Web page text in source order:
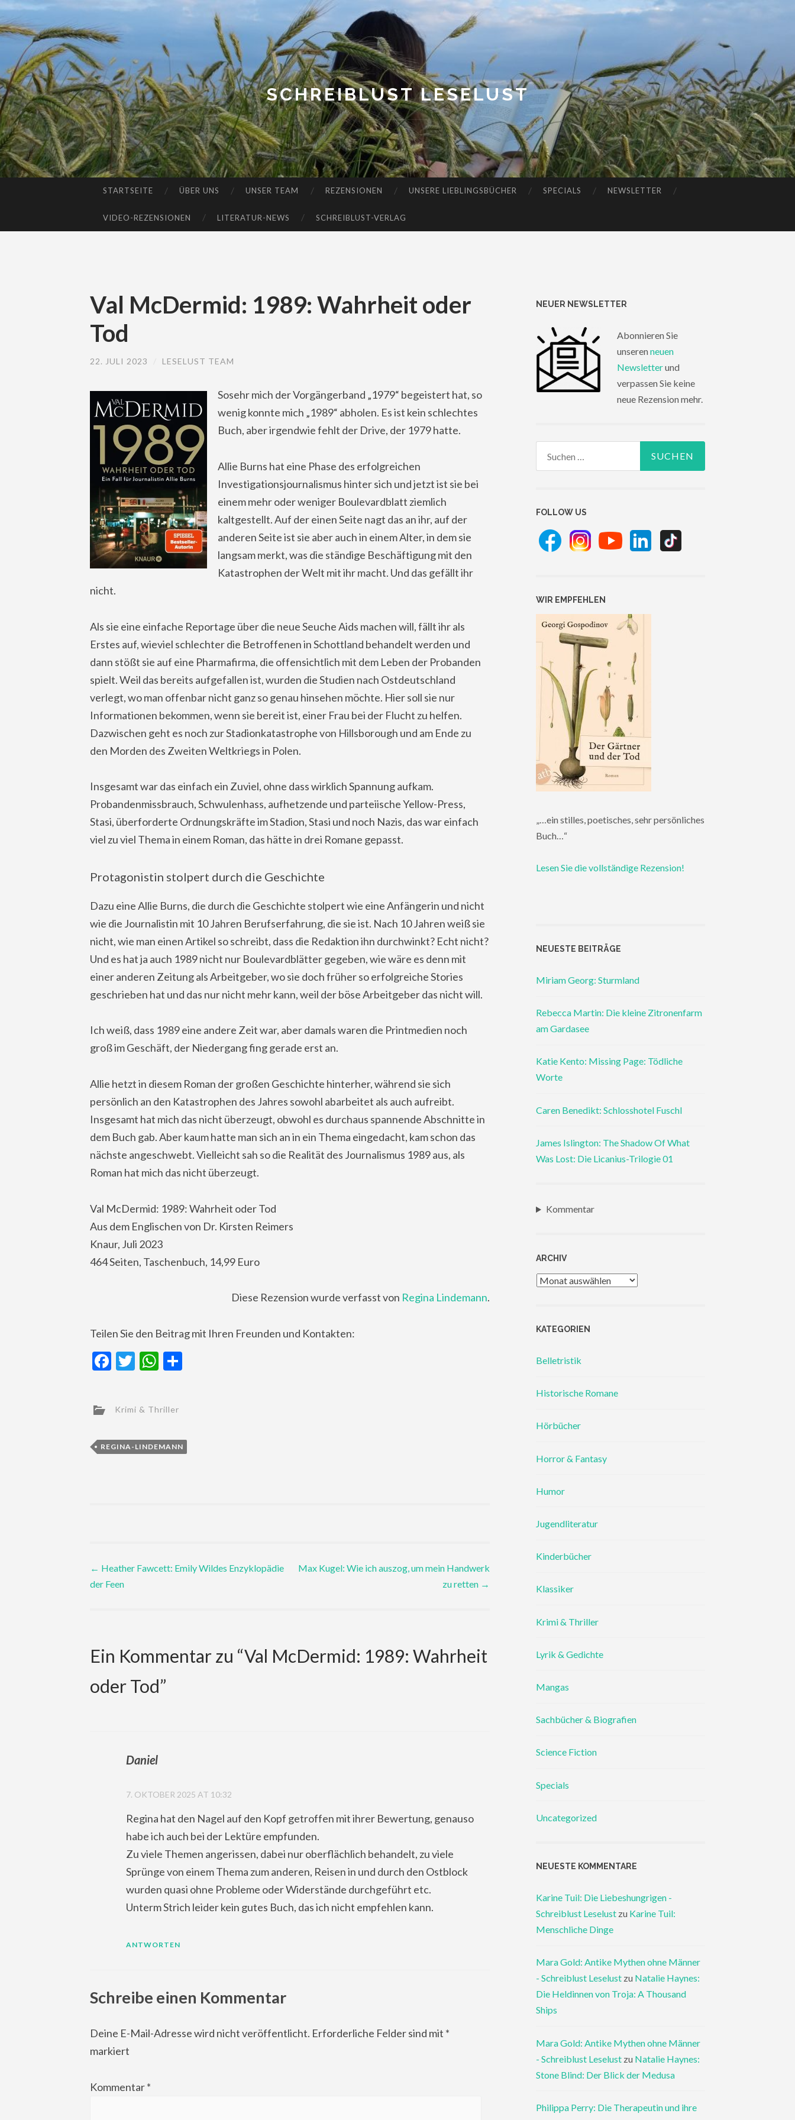
SCHREIBLUST LESELUST
STARTSEITE ÜBER UNS UNSER TEAM REZENSIONEN UNSERE LIEBLINGSBÜCHER SPECIALS NEWSLETTER
VIDEO-REZENSIONEN LITERATUR-NEWS SCHREIBLUST-VERLAG
Val McDermid: 1989: Wahrheit oder
Tod
22. JULI 2023 LESELUST TEAM
Sosehr mich der Vorgängerband „1979“ begeistert hat, so
wenig konnte mich „1989“ abholen. Es ist kein schlechtes
Buch, aber irgendwie fehlt der Drive, der 1979 hatte.
Allie Burns hat eine Phase des erfolgreichen
Investigationsjournalismus hinter sich und jetzt ist sie bei
einem mehr oder weniger Boulevardblatt ziemlich
kaltgestellt. Auf der einen Seite nagt das an ihr, auf der
anderen Seite ist sie aber auch in einem Alter, in dem sie
langsam merkt, was die ständige Beschäftigung mit den
Katastrophen der Welt mit ihr macht. Und das gefällt ihr
nicht.
Als sie eine einfache Reportage über die neue Seuche Aids machen will, fällt ihr als
Erstes auf, wieviel schlechter die Betroffenen in Schottland behandelt werden und
dann stößt sie auf eine Pharmafirma, die offensichtlich mit dem Leben der Probanden
spielt. Weil das bereits aufgefallen ist, wurden die Studien nach Ostdeutschland
verlegt, wo man offenbar nicht ganz so genau hinsehen möchte. Hier soll sie nur
Informationen bekommen, wenn sie bereit ist, einer Frau bei der Flucht zu helfen.
Dazwischen geht es noch zur Stadionkatastrophe von Hillsborough und am Ende zu
den Morden des Zweiten Weltkriegs in Polen.
Insgesamt war das einfach ein Zuviel, ohne dass wirklich Spannung aufkam.
Probandenmissbrauch, Schwulenhass, aufhetzende und parteiische Yellow-Press,
Stasi, überforderte Ordnungskräfte im Stadion, Stasi und noch Nazis, das war einfach
viel zu viel Thema in einem Roman, das hätte in drei Romane gepasst.
Protagonistin stolpert durch die Geschichte
Dazu eine Allie Burns, die durch die Geschichte stolpert wie eine Anfängerin und nicht
wie die Journalistin mit 10 Jahren Berufserfahrung, die sie ist. Nach 10 Jahren weiß sie
nicht, wie man einen Artikel so schreibt, dass die Redaktion ihn durchwinkt? Echt nicht?
Und es hat ja auch 1989 nicht nur Boulevardblätter gegeben, wie wäre es denn mit
einer anderen Zeitung als Arbeitgeber, wo sie doch früher so erfolgreiche Stories
geschrieben hat und das nur nicht mehr kann, weil der böse Arbeitgeber das nicht will.
Ich weiß, dass 1989 eine andere Zeit war, aber damals waren die Printmedien noch
groß im Geschäft, der Niedergang fing gerade erst an.
Allie hetzt in diesem Roman der großen Geschichte hinterher, während sie sich
persönlich an den Katastrophen des Jahres sowohl abarbeitet als auch aufreibt.
Insgesamt hat mich das nicht überzeugt, obwohl es durchaus spannende Abschnitte in
dem Buch gab. Aber kaum hatte man sich an in ein Thema eingedacht, kam schon das
nächste angeschwebt. Vielleicht sah so die Realität des Journalismus 1989 aus, als
Roman hat mich das nicht überzeugt.
Val McDermid: 1989: Wahrheit oder Tod
Aus dem Englischen von Dr. Kirsten Reimers
Knaur, Juli 2023
464 Seiten, Taschenbuch, 14,99 Euro
Diese Rezension wurde verfasst von Regina Lindemann.
Teilen Sie den Beitrag mit Ihren Freunden und Kontakten:
Facebook
TwitterWhatsApp
Krimi & Thriller
REGINA-LINDEMANN
Post
← Heather Fawcett: Emily Wildes Enzyklopädie
der Feen
Max Kugel: Wie ich auszog, um mein Handwerk
zu retten →
Ein Kommentar zu “Val McDermid: 1989: Wahrheit
oder Tod”
Daniel
7. OKTOBER 2025 AT 10:32
Regina hat den Nagel auf den Kopf getroffen mit ihrer Bewertung, genauso
habe ich auch bei der Lektüre empfunden.
Zu viele Themen angerissen, dabei nur oberflächlich behandelt, zu viele
Sprünge von einem Thema zum anderen, Reisen in und durch den Ostblock
wurden quasi ohne Probleme oder Widerstände durchgeführt etc.
Unterm Strich leider kein gutes Buch, das ich nicht empfehlen kann.
ANTWORTEN
Schreibe einen Kommentar
Deine E-Mail-Adresse wird nicht veröffentlicht. Erforderliche Felder sind mit *
markiert
Kommentar*
NEUER NEWSLETTER
Abonnieren Sie
unserenneuen
Newsletterund
verpassen Sie keine
neue Rezension mehr.
FOLLOW US
WIR EMPFEHLEN
„…ein stilles, poetisches, sehr persönliches
Buch…“
Lesen Sie die vollständige Rezension!
NEUESTE BEITRÄGE
Miriam Georg: Sturmland
Rebecca Martin: Die kleine Zitronenfarm
am Gardasee
Katie Kento: Missing Page: Tödliche
Worte
Caren Benedikt: Schlosshotel Fuschl
James Islington: The Shadow Of What
Was Lost: Die Licanius-Trilogie 01
Kommentar
ARCHIV
Archiv
KATEGORIEN
Belletristik
Historische Romane
Hörbücher
Horror & Fantasy
Humor
Jugendliteratur
Kinderbücher
Klassiker
Krimi & Thriller
Lyrik & Gedichte
Mangas
Sachbücher & Biografien
Science Fiction
Specials
Uncategorized
NEUESTE KOMMENTARE
Karine Tuil: Die Liebeshungrigen -
Schreiblust Leselust zu Karine Tuil:
Menschliche Dinge
Mara Gold: Antike Mythen ohne Männer
- Schreiblust Leselust zu Natalie Haynes:
Die Heldinnen von Troja: A Thousand
Ships
Mara Gold: Antike Mythen ohne Männer
- Schreiblust Leselust zu Natalie Haynes:
Stone Blind: Der Blick der Medusa
Philippa Perry: Die Therapeutin und ihre